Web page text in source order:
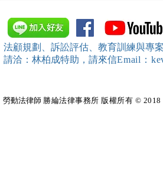
訓練）課程，邀請本所所長 邱
靖棠律師 擔任講師
法顧規劃、訴訟評估、教育訓練與專
請洽：林柏成特助 ，請來信Email：
勞動法律師​ 勝綸法律事務所 版權所有 ©